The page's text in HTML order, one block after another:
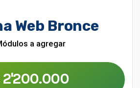
Web Bronce
a agregar
2'200.000